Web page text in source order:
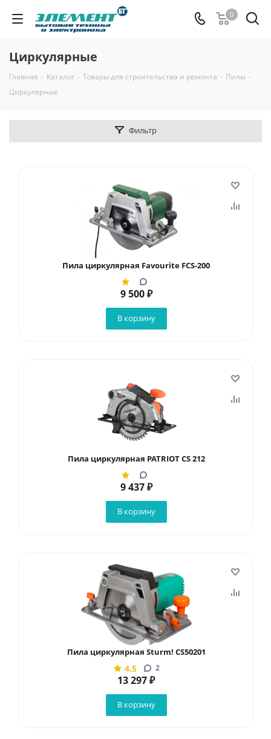
0
Циркулярные
Главная - Каталог - Товары для строительства и ремонта - Пилы -
Циркулярные
Фильтр
Пила циркулярная Favourite FCS-200
9 500₽
В корзину
Пила циркулярная PATRIOT CS 212
9 437₽
В корзину
Пила циркулярная Sturm! CS50201
4.5 2
13 297₽
В корзину